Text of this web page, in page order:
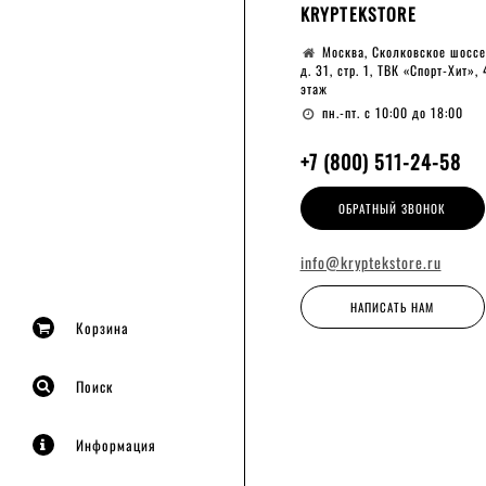
Корзина
Поиск
Информация
KRYPTEKSTORE
Москва, Сколковское
д. 31, стр. 1, ТВК «Спорт-Хит»,
этаж
пн.-пт. с 10:00 до 18:00
+7 (800) 511-24-58
ОБРАТНЫЙ ЗВОНОК
info@kryptekstore.ru
НАПИСАТЬ НАМ